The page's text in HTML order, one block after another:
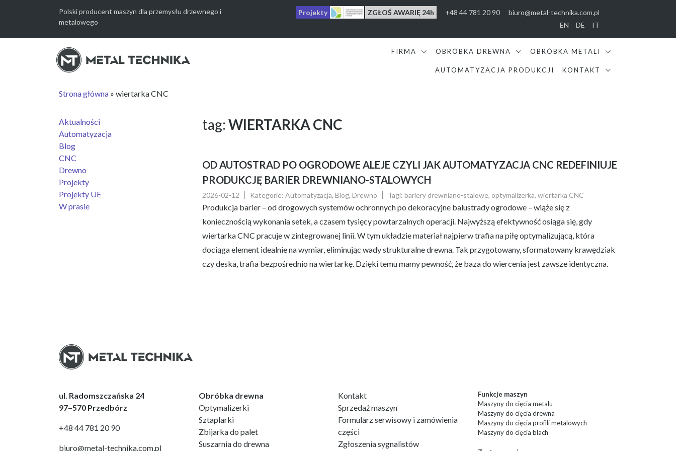
Polski producent maszyn dla przemysłu drzewnego i
metalowego
Projekty ZGŁOŚ AWARIĘ 24h +48 44 781 20 90
biuro@metal-technika.com.pl
EN
DE IT
FIRMA OBRÓBKA DREWNA OBRÓBKA METALI
AUTOMATYZACJA PRODUKCJI KONTAKT
Strona główna » wiertarka CNC
tag: WIERTARKA CNC
OD AUTOSTRAD PO OGRODOWE ALEJE CZYLI JAK AUTOMATYZACJA CNC REDEFINIUJE
PRODUKCJĘ BARIER DREWNIANO-STALOWYCH
2026-02-12 Kategorie: Automatyzacja, Blog, Drewno Tagi: bariery drewniano-stalowe, optymalizerka, wiertarka CNC
Produkcja barier – od drogowych systemów ochronnych po dekoracyjne balustrady ogrodowe – wiąże się z
koniecznością wykonania setek, a czasem tysięcy powtarzalnych operacji. Najwyższą efektywność osiąga się, gdy
wiertarka CNC pracuje w zintegrowanej linii. W tym układzie materiał najpierw trafia na piłę optymalizującą, która
dociąga element idealnie na wymiar, eliminując wady strukturalne drewna. Tak przygotowany, sformatowany krawędziak
czy deska, trafia bezpośrednio na wiertarkę. Dzięki temu mamy pewność, że baza do wiercenia jest zawsze identyczna.
Aktualności
Automatyzacja
Blog
CNC
Drewno
Projekty
Projekty UE
W prasie
ul. Radomszczańska 24
97–570 Przedbórz
+48 44 781 20 90
biuro@metal-technika.com.pl
Obróbka drewna
Optymalizerki
Sztaplarki
Zbijarka do palet
Suszarnia do drewna
Kontakt
Sprzedaż maszyn
Formularz serwisowy i zamówienia
części
Zgłoszenia sygnalistów
Funkcje maszyn
Maszyny do cięcia metalu
Maszyny do cięcia drewna
Maszyny do cięcia profili metalowych
Maszyny do cięcia blach